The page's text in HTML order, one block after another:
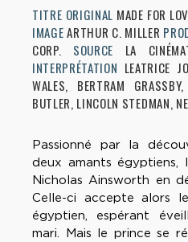
TITRE ORIGINAL MADE FOR
IMAGEARTHUR C. MILLER
CORP. SOURCE LA
INTERPRÉTATION LEATRICE
WALES, BERTRAM
BUTLER, LINCOLN STEDMAN,
Passionné par la
deux amants égyptiens,
Nicholas Ainsworth en
Celle-ci accepte alors
égyptien, espérant
mari. Mais le prince se